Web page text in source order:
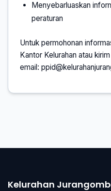
Menyebarluaskan
peraturan
Untuk permohonan
Kantor Kelurahan atau
email:
Kelurahan